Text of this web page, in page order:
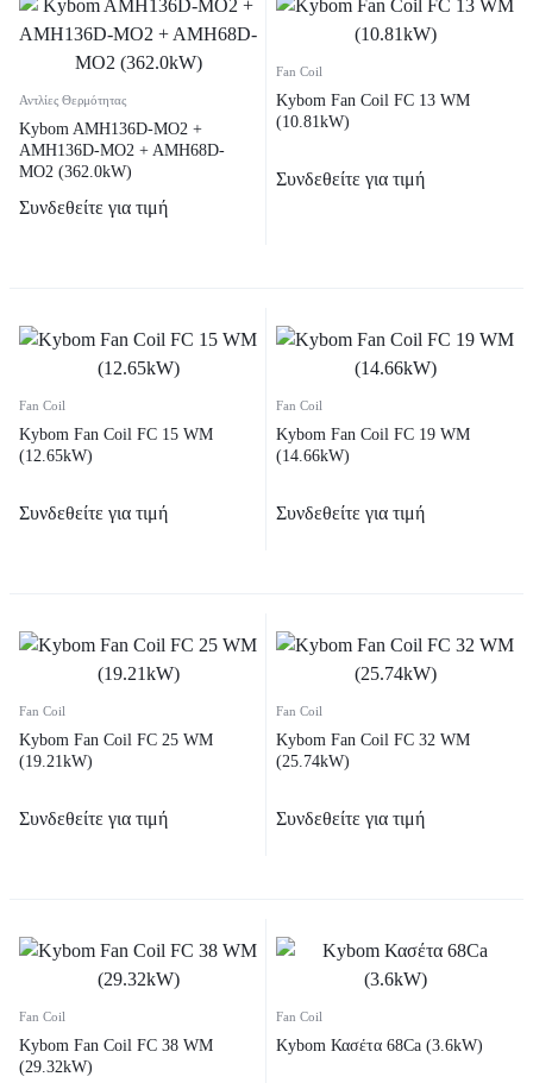
Αντλίες Θερμότητας
Kybom AMH136D-MO2 +
AMH136D-MO2 + AMH68D-
MO2 (362.0kW)
Συνδεθείτε για τιμή
Fan Coil
Kybom Fan Coil FC 13 WM
(10.81kW)
Συνδεθείτε για τιμή
Fan Coil
Kybom Fan Coil FC 15 WM
(12.65kW)
Συνδεθείτε για τιμή
Fan Coil
Kybom Fan Coil FC 19 WM
(14.66kW)
Συνδεθείτε για τιμή
Fan Coil
Kybom Fan Coil FC 25 WM
(19.21kW)
Συνδεθείτε για τιμή
Fan Coil
Kybom Fan Coil FC 32 WM
(25.74kW)
Συνδεθείτε για τιμή
Fan Coil
Kybom Fan Coil FC 38 WM
(29.32kW)
Fan Coil
Kybom Κασέτα 68Ca (3.6kW)